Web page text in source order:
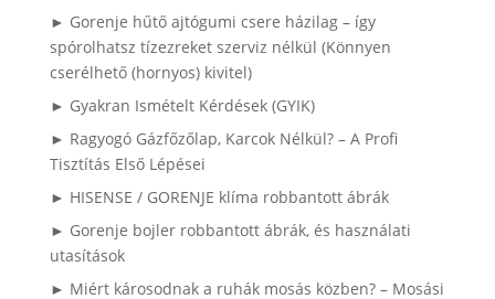
► Gorenje hűtő ajtógumi csere házilag – így
spórolhatsz tízezreket szerviz nélkül (Könnyen
cserélhető (hornyos) kivitel)
► Gyakran Ismételt Kérdések (GYIK)
► Ragyogó Gázfőzőlap, Karcok Nélkül? – A Profi
Tisztítás Első Lépései
► HISENSE / GORENJE klíma robbantott ábrák
► Gorenje bojler robbantott ábrák, és használati
utasítások
► Miért károsodnak a ruhák mosás közben? – Mosási